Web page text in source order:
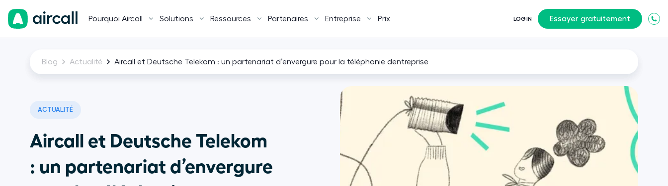
Pourquoi Aircall Solutions Ressources Partenaires Entreprise Prix LOGIN Essayer gratuitement
Blog Actualité Aircall et Deutsche Telekom : un partenariat d’envergure pour la téléphonie dentreprise
ACTUALITÉ
Aircall et Deutsche Telekom
: un partenariat d’envergure